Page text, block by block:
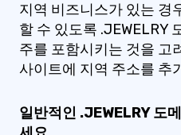
지역 비즈니스가 있는 경
할 수 있도록 .JEWELRY
주를 포함시키는 것을 고
사이트에 지역 주소를 추
일반적인 .JEWELRY 도